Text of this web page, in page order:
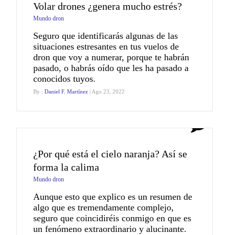
Volar drones ¿genera mucho estrés?
Mundo dron
Seguro que identificarás algunas de las
situaciones estresantes en tus vuelos de
dron que voy a numerar, porque te habrán
pasado, o habrás oído que les ha pasado a
conocidos tuyos.
By : Daniel F. Martínez | Ago 23, 2022
¿Por qué está el cielo naranja? Así se
forma la calima
Mundo dron
Aunque esto que explico es un resumen de
algo que es tremendamente complejo,
seguro que coincidiréis conmigo en que es
un fenómeno extraordinario y alucinante.